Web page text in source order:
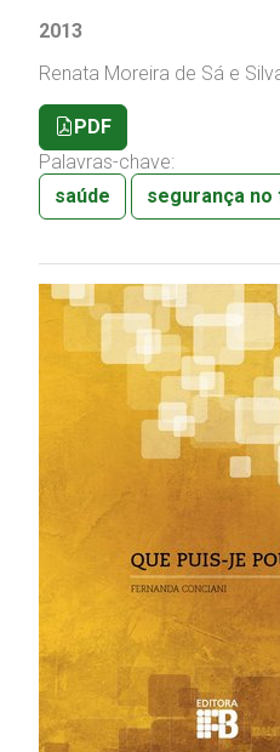
2013
Renata Moreira de Sá e
PDF
Palavras-chave:
saúde
segurança no